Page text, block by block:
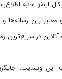
اینفو جنبه
معتبرترین رسانه‌ها
در سریع‌ترین
این وبسایت،